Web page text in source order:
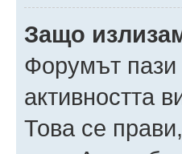
Защо
Форумът пази
активността
Това се